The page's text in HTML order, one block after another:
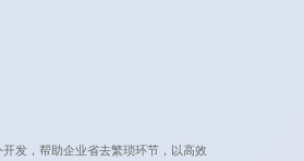
发，帮助企业省去繁琐环节，以高效